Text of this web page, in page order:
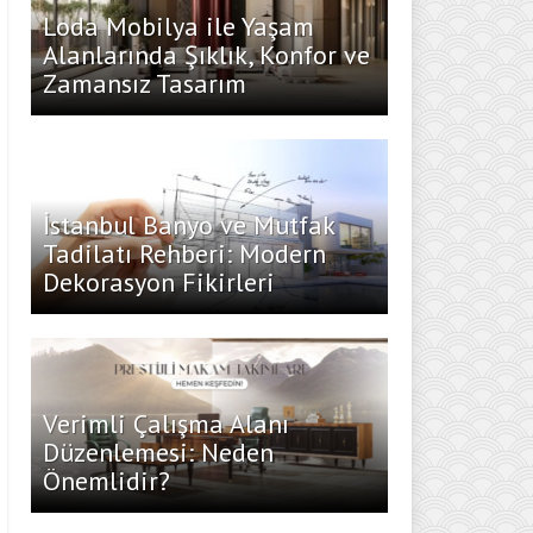
Loda Mobilya ile Yaşam
Alanlarında Şıklık, Konfor ve
Zamansız Tasarım
İstanbul Banyo ve Mutfak
Tadilatı Rehberi: Modern
Dekorasyon Fikirleri
Verimli Çalışma Alanı
Düzenlemesi: Neden
Önemlidir?